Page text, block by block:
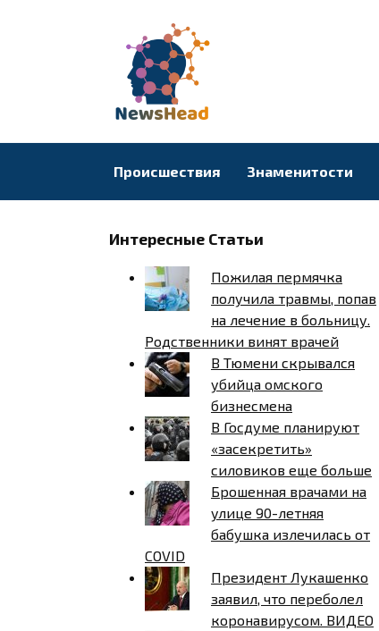
Происшествия Знаменитости
Интересные Статьи
Пожилая пермячка
получила травмы, попав
на лечение в больницу.
Родственники винят врачей
В Тюмени скрывался
убийца омского
бизнесмена
В Госдуме планируют
«засекретить»
силовиков еще больше
Брошенная врачами на
улице 90-летняя
бабушка излечилась от
COVID
Президент Лукашенко
заявил, что переболел
коронавирусом. ВИДЕО